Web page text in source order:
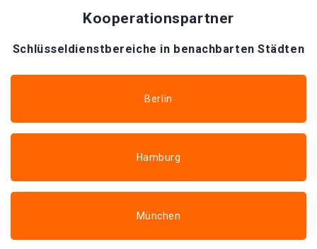
Kooperationspartner
Schlüsseldienstbereiche in benachbarten Städten
Berlin
Hamburg
München